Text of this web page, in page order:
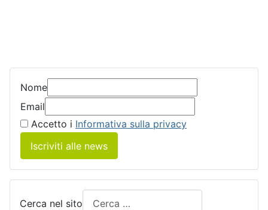
Nome
Email
Accetto i Informativa sulla privacy
Iscriviti alle news
Cerca nel sito